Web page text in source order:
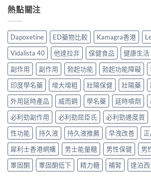
實
比
與
選
購
指
南〉
說
安
全
服
用
南〉
中
實
正
貨
購
買
南〉
中
價：
用
家
真
實
用
心
得
與
購
買
建
議〉
中
勁
幾
食
最
有
效？
2026
香
港
用
家
必
讀
用
用
量
完
熱點關注
Dapoxetine ED藥物比較 Kamagra香港
Vidalista 40
他達拉非 保健食品 健康生活
副作用
副作用 勃起功能 勃起功能障礙
印度學名藥
增大增粗 壯陽保健 壯陽藥
外用延時產品
威而鋼 學名藥 延時噴劑
必利勁副作用
必利勁屈臣氏 必利勁邊度買
性功能
持久液 持久液推薦 早洩改善
犀利士香港網購
男士能量糖 男性保健 男
睪固酮
睪固酮低下 精力糖 補腎 達泊